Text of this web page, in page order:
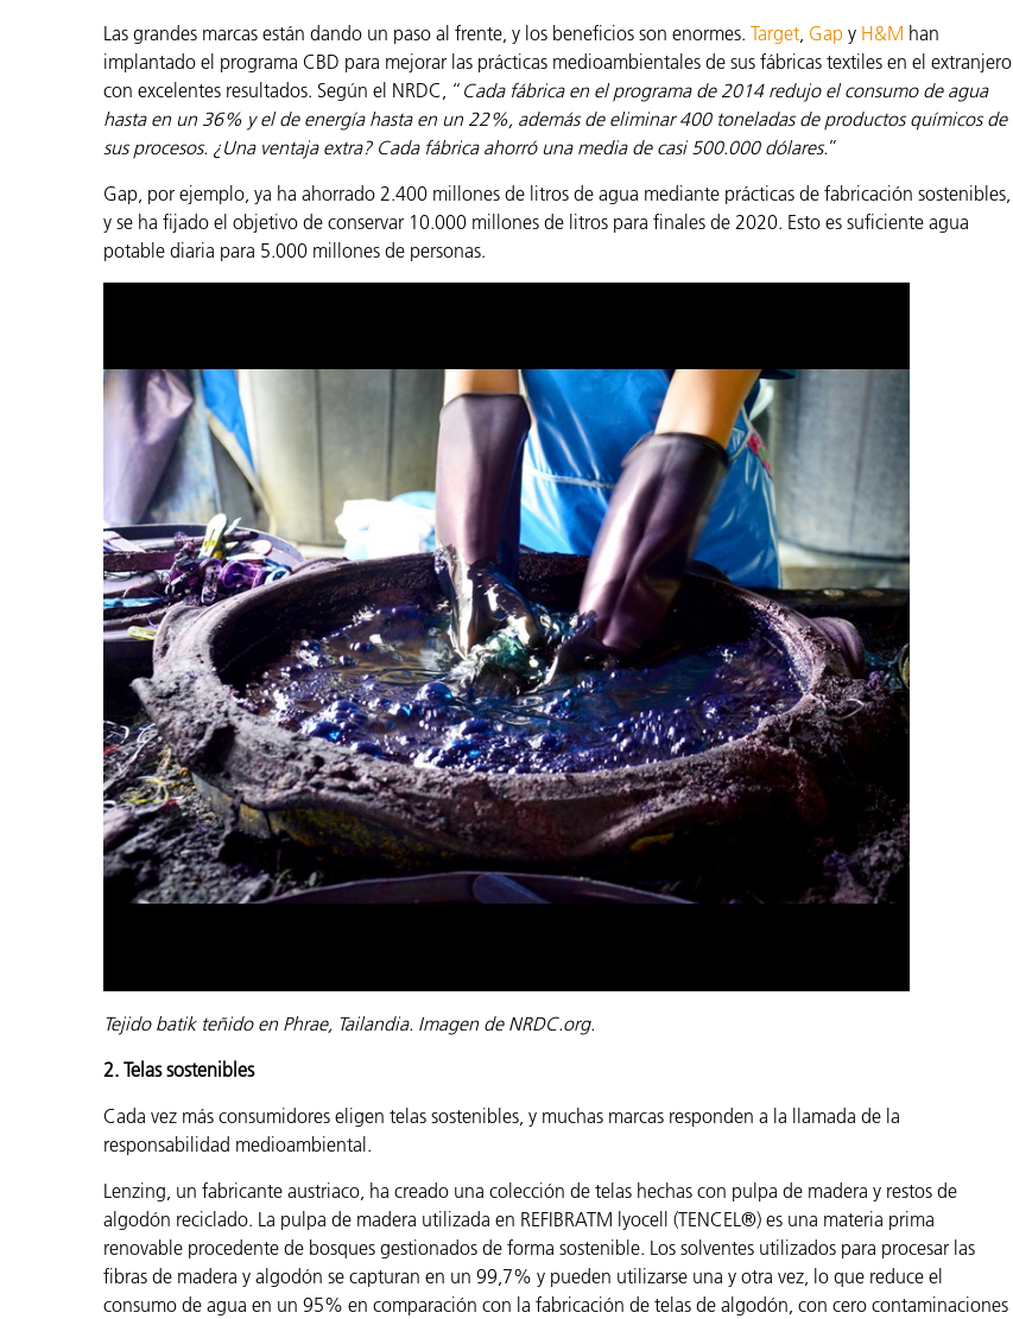
Las grandes marcas están dando un paso al frente, y los beneficios son enormes. Target Gap y H&M han
implantado el programa CBD para mejorar las prácticas medioambientales de sus fábricas textiles en el extranjero
con excelentes resultados. Según el NRDC, “ Cada fábrica en el programa de 2014 redujo el consumo de agua
hasta en un 36% y el de energía hasta en un 22%, además de eliminar 400 toneladas de productos químicos de
sus procesos. ¿Una ventaja extra? Cada fábrica ahorró una media de casi 500.000 dólares.”
Gap, por ejemplo, ya ha ahorrado 2.400 millones de litros de agua mediante prácticas de fabricación sostenibles,
y se ha fijado el objetivo de conservar 10.000 millones de litros para finales de 2020. Esto es suficiente agua
potable diaria para 5.000 millones de personas.
Tejido batik teñido en Phrae, Tailandia. Imagen de NRDC.org.
2. Telas sostenibles
Cada vez más consumidores eligen telas sostenibles, y muchas marcas responden a la llamada de la
responsabilidad medioambiental.
Lenzing, un fabricante austriaco, ha creado una colección de telas hechas con pulpa de madera y restos de
algodón reciclado. La pulpa de madera utilizada en REFIBRATM lyocell (TENCEL®) es una materia prima
renovable procedente de bosques gestionados de forma sostenible. Los solventes utilizados para procesar las
fibras de madera y algodón se capturan en un 99,7% y pueden utilizarse una y otra vez, lo que reduce el
consumo de agua en un 95% en comparación con la fabricación de telas de algodón, con cero contaminaciones